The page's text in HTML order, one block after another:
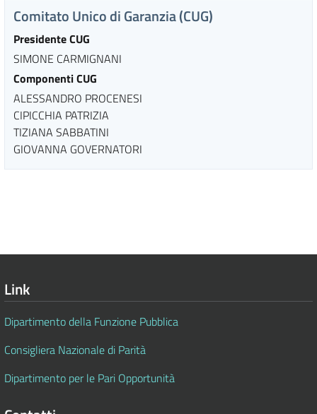
Comitato Unico di Garanzia (CUG)
Presidente CUG
SIMONE CARMIGNANI
Componenti CUG
ALESSANDRO PROCENESI
CIPICCHIA PATRIZIA
TIZIANA SABBATINI
GIOVANNA GOVERNATORI
Link
Dipartimento della Funzione Pubblica
Consigliera Nazionale di Parità
Dipartimento per le Pari Opportunità